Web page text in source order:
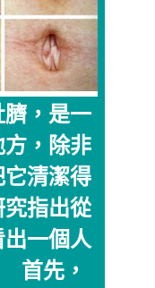
，是一
，除非
清潔得
指出從
一個人
首先，